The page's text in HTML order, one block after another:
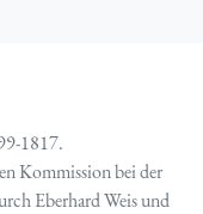
1817.
Kommission bei der
Eberhard Weis und